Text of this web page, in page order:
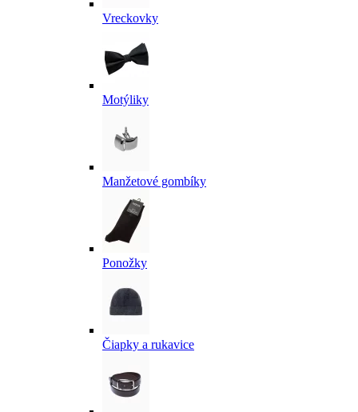
Vreckovky
Motýliky
Manžetové gombíky
Ponožky
Čiapky a rukavice